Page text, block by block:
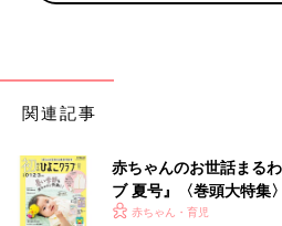
関連記事
赤ちゃんのお世話まる
ブ 夏号』〈巻頭大特集
く！ おっぱい・ミルク
赤ちゃん・育児